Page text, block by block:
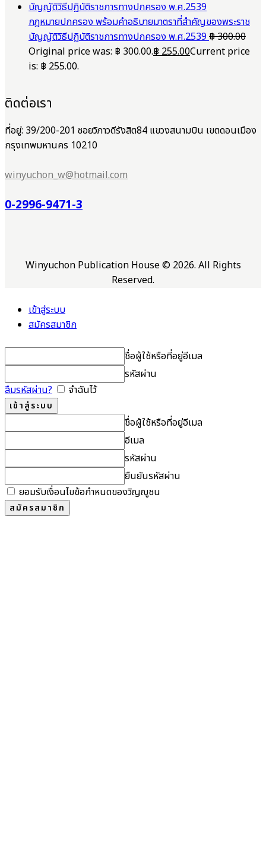
กฎหมายปกครอง พร้อมคำอธิบายมาตราที่สำคัญของพระราช
บัญญัติวิธีปฏิบัติราชการทางปกครอง พ.ศ.2539฿300.00
Original price was: ฿ 300.00.฿255.00Current price
is: ฿ 255.00.
ติดต่อเรา
ที่อยู่: 39/200-201 ซอยวิภาวดีรังสิต84 แขวงสนามบิน เขตดอนเมือง
กรุงเทพมหานคร 10210
winyuchon_w@hotmail.com
0-2996-9471-3
Winyuchon Publication House © 2026. All Rights
Reserved.
เข้าสู่ระบบ
สมัครสมาชิก
ชื่อผู้ใช้หรือที่อยู่อีเมล
รหัสผ่าน
ลืมรหัสผ่าน?
จำฉันไว้
ชื่อผู้ใช้หรือที่อยู่อีเมล
อีเมล
รหัสผ่าน
ยืนยันรหัสผ่าน
ยอมรับเงื่อนไขข้อกำหนดของวิญญูชน